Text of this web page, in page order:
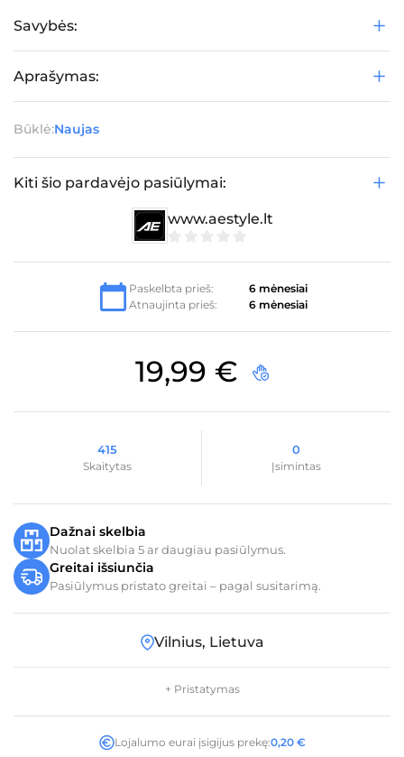
Savybės:
Aprašymas:
Būklė:Naujas
Kiti šio pardavėjo pasiūlymai:
www.aestyle.lt
5
Paskelbta prieš:
6 mėnesiai
Atnaujinta prieš:
6 mėnesiai
19,99 €
415
Skaitytas
0
Įsimintas
Dažnai skelbia
Nuolat skelbia 5 ar daugiau pasiūlymus.
Greitai išsiunčia
Pasiūlymus pristato greitai – pagal susitarimą.
Vilnius, Lietuva
+ Pristatymas
Lojalumo eurai įsigijus prekę:0,20 €